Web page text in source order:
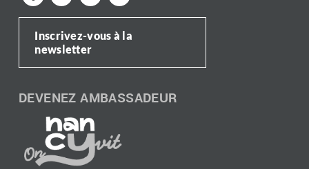
Inscrivez-vous à la
newsletter
DEVENEZ AMBASSADEUR